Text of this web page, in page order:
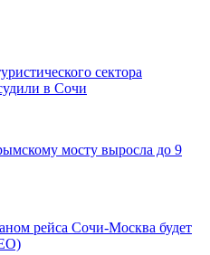
сектора
в Сочи
мосту выросла до 9
рейса Сочи-Москва будет